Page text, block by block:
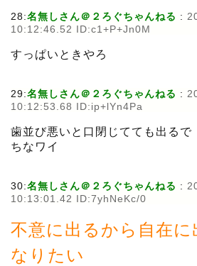
28:名無しさん＠２ろぐちゃんねる :
10:12:46.52 ID:c1+P+Jn0M
すっぱいときやろ
29:名無しさん＠２ろぐちゃんねる :
10:12:53.68 ID:ip+lYn4Pa
歯並び悪いと口閉じてても出るで
ちなワイ
30:名無しさん＠２ろぐちゃんねる :
10:13:01.42 ID:7yhNeKc/0
不意に出るから自在に
なりたい